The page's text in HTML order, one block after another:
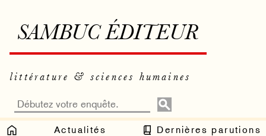
SAMBUC ÉDITEUR
littérature & sciences humaines
Actualités
Dernières parutions